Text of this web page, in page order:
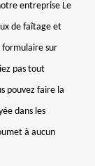
entreprise Le
de faîtage et
sur
pas tout
pouvez faire la
dans les
à aucun